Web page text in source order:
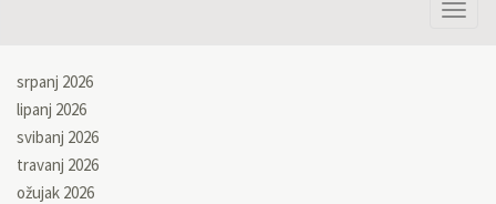
srpanj 2026
lipanj 2026
svibanj 2026
travanj 2026
ožujak 2026